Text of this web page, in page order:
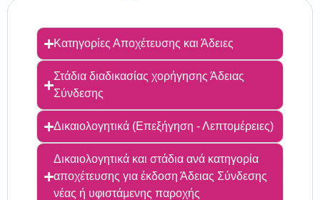
Κατηγορίες Αποχέτευσης και Άδειες
Στάδια διαδικασίας χορήγησης Άδειας
Σύνδεσης
Δικαιολογητικά (Επεξήγηση - Λεπτομέρειες)
Δικαιολογητικά και στάδια ανά κατηγορία
αποχέτευσης για έκδοση Άδειας Σύνδεσης
νέας ή υφιστάμενης παροχής